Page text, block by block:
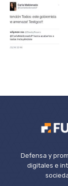
Defensa y
digitales e